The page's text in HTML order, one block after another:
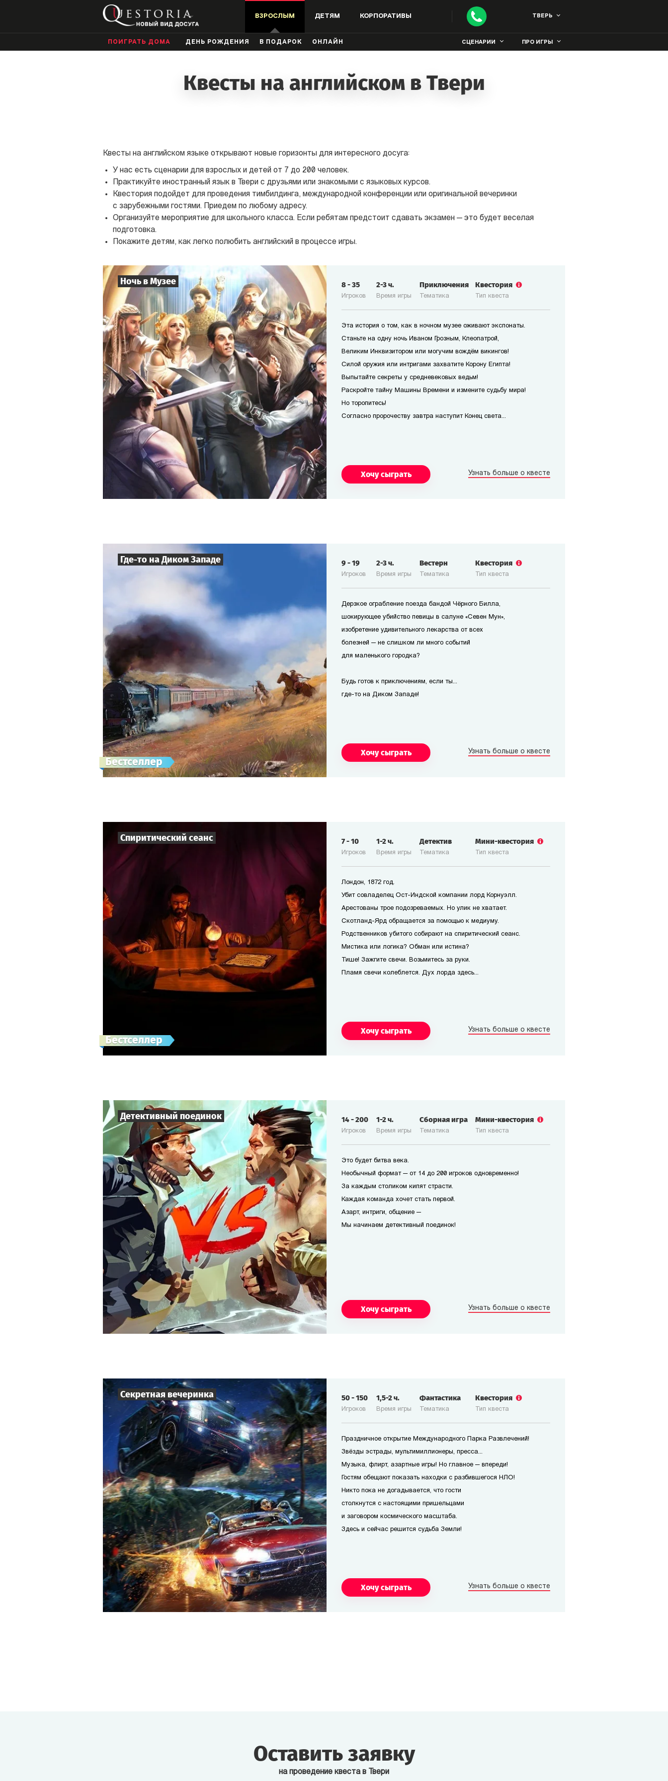
ВЗРОСЛЫМ ДЕТЯМ КОРПОРАТИВЫ ТВЕРЬ
ПОИГРАТЬ ДОМА ДЕНЬ РОЖДЕНИЯ В ПОДАРОК ОНЛАЙН СЦЕНАРИИ ПРО ИГРЫ
Квесты на английском в Твери
Квесты на английском языке открывают новые горизонты для интересного досуга:
У нас есть сценарии для взрослых и детей от 7 до 200 человек.
Практикуйте иностранный язык в Твери с друзьями или знакомыми с языковых курсов.
Квестория подойдет для проведения тимбилдинга, международной конференции или оригинальной вечеринки
с зарубежными гостями. Приедем по любому адресу.
Организуйте мероприятие для школьного класса. Если ребятам предстоит сдавать экзамен — это будет веселая
подготовка.
Покажите детям, как легко полюбить английский в процессе игры.
Ночь в Музее
Игроков
8-35
Время игры
2-3ч.
Тематика
Приключения
Тип квеста
Квестория
Эта история о том, как в ночном музее оживают экспонаты.
Станьте на одну ночь Иваном Грозным, Клеопатрой,
Великим Инквизитором или могучим вождём викингов!
Силой оружия или интригами захватите Корону Египта!
Выпытайте секреты у средневековых ведьм!
Раскройте тайну Машины Времени и измените судьбу мира!
Но торопитесь!
Согласно пророчеству завтра наступит Конец света...
Хочу сыграть Узнать больше о квесте
Где-то на Диком Западе
Бестселлер
Игроков
9-19
Время игры
2-3ч.
Тематика
Вестерн
Тип квеста
Квестория
Дерзкое ограбление поезда бандой Чёрного Билла,
шокирующее убийство певицы в салуне «Севен Мун»,
изобретение удивительного лекарства от всех
болезней — не слишком ли много событий
для маленького городка?
Будь готов к приключениям, если ты...
где-то на Диком Западе!
Хочу сыграть Узнать больше о квесте
Спиритический сеанс
Бестселлер
Игроков
7-10
Время игры
1-2ч.
Тематика
Детектив
Тип квеста
Мини-квестория
Лондон, 1872 год.
Убит совладелец Ост-Индской компании лорд Корнуэлл.
Арестованы трое подозреваемых. Но улик не хватает.
Скотланд-Ярд обращается за помощью к медиуму.
Родственников убитого собирают на спиритический сеанс.
Мистика или логика? Обман или истина?
Тише! Зажгите свечи. Возьмитесь за руки.
Пламя свечи колеблется. Дух лорда здесь...
Хочу сыграть Узнать больше о квесте
Детективный поединок
Игроков
14-200
Время игры
1-2ч.
Тематика
Сборная игра
Тип квеста
Мини-квестория
Это будет битва века.
Необычный формат — от 14 до 200 игроков одновременно!
За каждым столиком кипят страсти.
Каждая команда хочет стать первой.
Азарт, интриги, общение —
Мы начинаем детективный поединок!
Хочу сыграть Узнать больше о квесте
Секретная вечеринка
Игроков
50-150
Время игры
1,5-2ч.
Тематика
Фантастика
Тип квеста
Квестория
Праздничное открытие Международного Парка Развлечений!
Звёзды эстрады, мультимиллионеры, пресса...
Музыка, флирт, азартные игры! Но главное — впереди!
Гостям обещают показать находки с разбившегося НЛО!
Никто пока не догадывается, что гости
столкнутся с настоящими пришельцами
и заговором космического масштаба.
Здесь и сейчас решится судьба Земли!
Хочу сыграть Узнать больше о квесте
Оставить заявку
на проведение квеста в Твери